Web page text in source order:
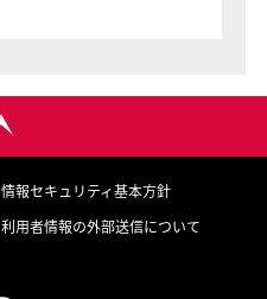
情報セキュリティ基本方針
利用者情報の外部送信について